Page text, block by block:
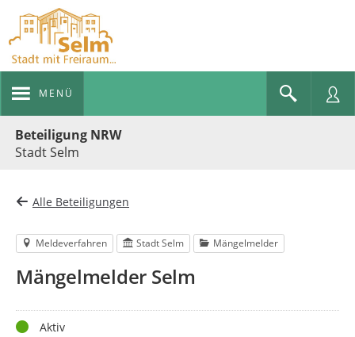
MENÜ
Beteiligung NRW
Stadt Selm
Alle Beteiligungen
Meldeverfahren Stadt Selm Mängelmelder
Mängelmelder Selm
StatusAktiv